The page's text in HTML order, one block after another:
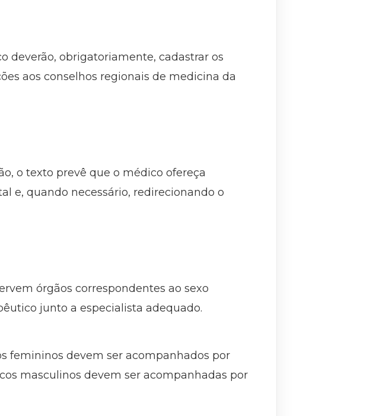
deverão, obrigatoriamente, cadastrar os
aos conselhos regionais de medicina da
o texto prevê que o médico ofereça
e, quando necessário, redirecionando o
órgãos correspondentes ao sexo
junto a especialista adequado.
femininos devem ser acompanhados por
masculinos devem ser acompanhadas por